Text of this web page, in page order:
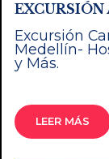
EXCURSIÓN
Excursión
Medellín-
y Más.
LEER MÁS